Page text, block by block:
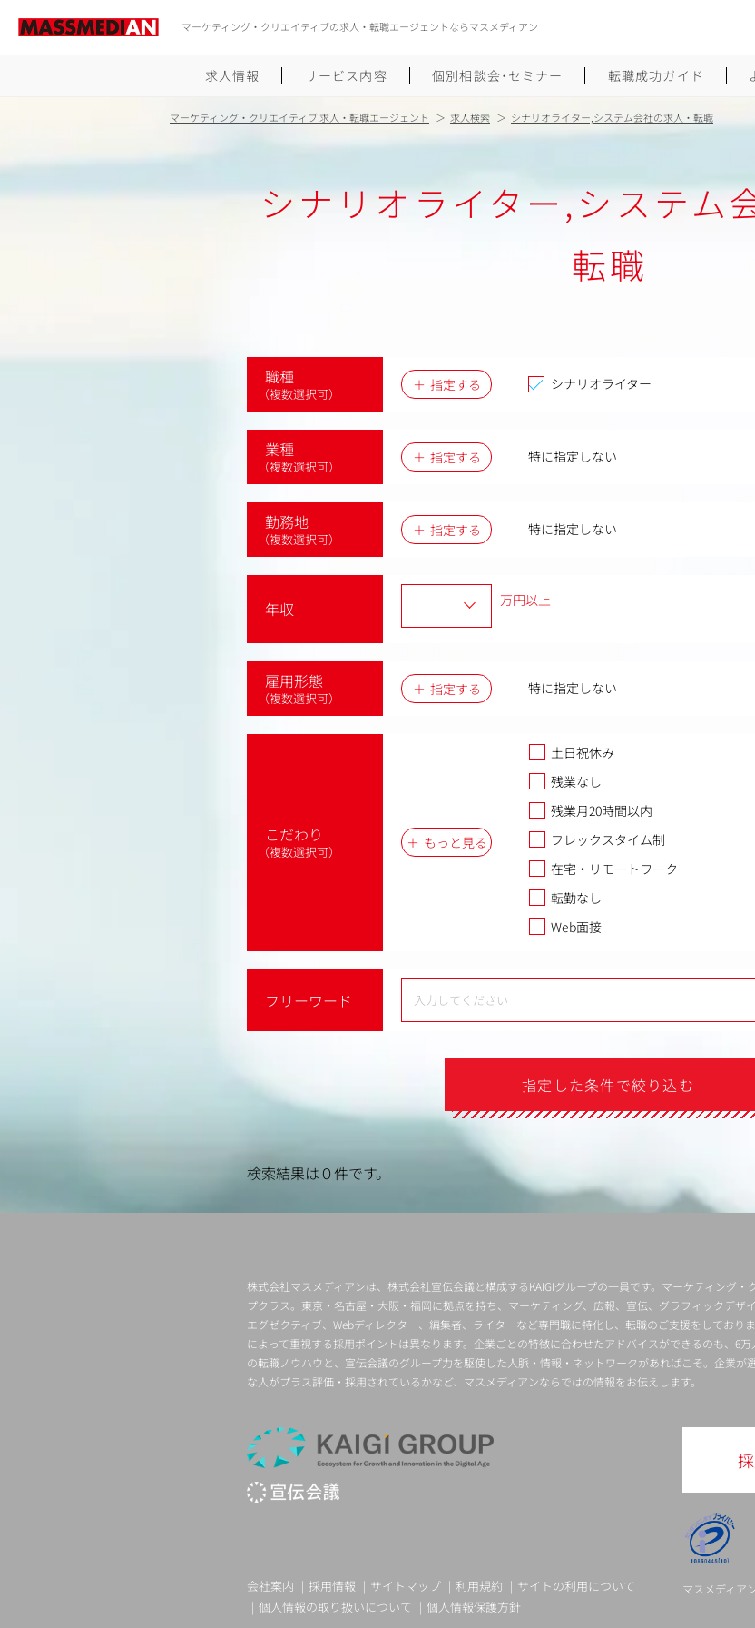
マーケティング・クリエイティブの求人・転職エージェントならマスメディアン
求人情報 サービス内容 個別相談会･セミナー 転職成功ガイド
履歴書のつくり方
ポートフォリオのつくり方
大手広告会社への転
しゅふクリ･ママク
マーケティング・クリエイティブ 求人・転職エージェント 求人検索 シナリオライター,システム会社の求人・転職
シナリオライター,システム
転職
職種
（複数選択可）
指定する シナリオライター
業種
（複数選択可）
指定する 特に指定しない
勤務地
（複数選択可）
指定する 特に指定しない
年収 万円以上
雇用形態
（複数選択可）
指定する 特に指定しない
こだわり
（複数選択可）
もっと見る
土日祝休み
残業なし
残業月20時間以内
フレックスタイム制
在宅・リモートワーク
転勤なし
Web面接
フリーワード
指定した条件で絞り込む
検索結果は０件です。
株式会社マスメディアンは、株式会社宣伝会議と構成するKAIGIグループの一員です。マーケティング
プクラス。東京・名古屋・大阪・福岡に拠点を持ち、マーケティング、広報、宣伝、グラフィックデザ
エグゼクティブ、Webディレクター、編集者、ライターなど専門職に特化し、転職のご支援をしており
によって重視する採用ポイントは異なります。企業ごとの特徴に合わせたアドバイスができるのも、6
の転職ノウハウと、宣伝会議のグループ力を駆使した人脈・情報・ネットワークがあればこそ。企業が
な人がプラス評価・採用されているかなど、マスメディアンならではの情報をお伝えします。
マスメディア
会社案内 採用情報 サイトマップ 利用規約
サイトの利用について
個人情報の取り扱いについて
個人情報保護方針